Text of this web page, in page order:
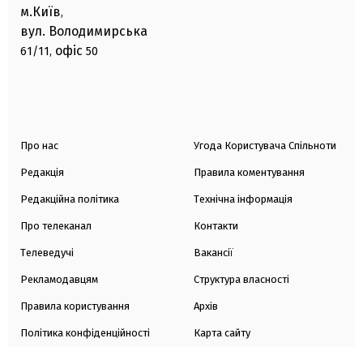
м.Київ,
вул. Володимирська
61/11, офіс 50
Про нас
Редакція
Редакційна політика
Про телеканал
Телеведучі
Рекламодавцям
Правила користування
Політика конфіденційності
Угода Користувача Спільноти
Правила коментування
Технічна інформація
Контакти
Вакансії
Структура власності
Архів
Карта сайту